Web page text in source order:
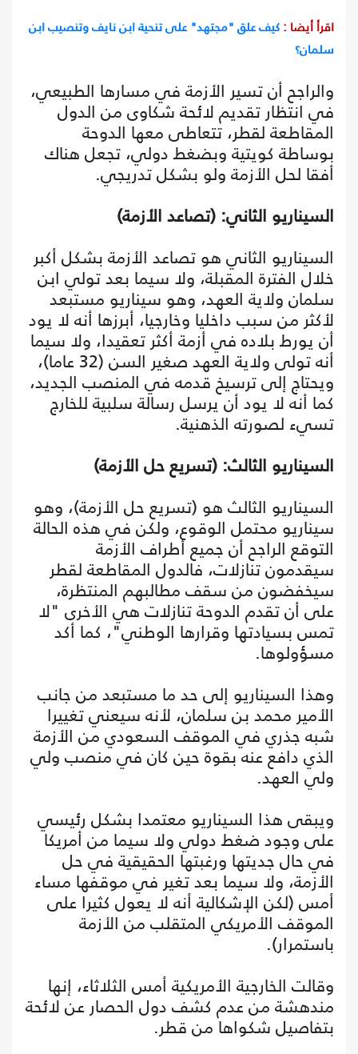
اقرأ أيضا : كيف علق "مجتهد" على تنحية ابن نايف وتنصيب ابن
سلمان؟
والراجح أن تسير الأزمة في مسارها الطبيعي،
في انتظار تقديم لائحة شكاوى من الدول
المقاطعة لقطر، تتعاطى معها الدوحة
بوساطة كويتية وبضغط دولي، تجعل هناك
أفقا لحل الأزمة ولو بشكل تدريجي.
السيناريو الثاني: (تصاعد الأزمة)
السيناريو الثاني هو تصاعد الأزمة بشكل أكبر
خلال الفترة المقبلة، ولا سيما بعد تولي ابن
سلمان ولاية العهد، وهو سيناريو مستبعد
لأكثر من سبب داخليا وخارجيا، أبرزها أنه لا يود
أن يورط بلاده في أزمة أكثر تعقيدا، ولا سيما
أنه تولى ولاية العهد صغير السن (32 عاما)،
ويحتاج إلى ترسيخ قدمه في المنصب الجديد،
كما أنه لا يود أن يرسل رسالة سلبية للخارج
تسيء لصورته الذهنية.
السيناريو الثالث: (تسريع حل الأزمة)
السيناريو الثالث هو (تسريع حل الأزمة)، وهو
سيناريو محتمل الوقوع، ولكن في هذه الحالة
التوقع الراجح أن جميع أطراف الأزمة
سيقدمون تنازلات، فالدول المقاطعة لقطر
سيخفضون من سقف مطالبهم المنتظرة،
على أن تقدم الدوحة تنازلات هي الأخرى "لا
تمس بسيادتها وقرارها الوطني"، كما أكد
مسؤولوها.
وهذا السيناريو إلى حد ما مستبعد من جانب
الأمير محمد بن سلمان، لأنه سيعني تغييرا
شبه جذري في الموقف السعودي من الأزمة
الذي دافع عنه بقوة حين كان في منصب ولي
ولي العهد.
ويبقى هذا السيناريو معتمدا بشكل رئيسي
على وجود ضغط دولي ولا سيما من أمريكا
في حال جديتها ورغبتها الحقيقية في حل
الأزمة، ولا سيما بعد تغير في موقفها مساء
أمس (لكن الإشكالية أنه لا يعول كثيرا على
الموقف الأمريكي المتقلب من الأزمة
باستمرار).
وقالت الخارجية الأمريكية أمس الثلاثاء، إنها
مندهشة من عدم كشف دول الحصار عن لائحة
بتفاصيل شكواها من قطر.